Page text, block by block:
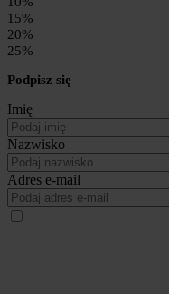
15%
20%
25%
Podpisz się
Imię
Nazwisko
Adres e-mail